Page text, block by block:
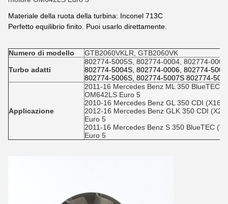
Materiale della ruota della turbina: Inconel 713C
Perfetto equilibrio finito. Puoi usarlo direttamente.
Numero di modello GTB2060VKLR, GTB2060VK
Turbo adatti
802774-5005S, 802774-0004, 802774-
802774-5004S, 802774-0006, 802774-
802774-5006S, 802774-5007S 802774-
Applicazione
2011-16 Mercedes Benz ML 350 BlueTEC
OM642LS Euro 5
2010-16 Mercedes Benz GL 350 CDI
2012-16 Mercedes Benz GLK 350 CDI
Euro 5
2011-16 Mercedes Benz S 350 BlueTEC
Euro 5